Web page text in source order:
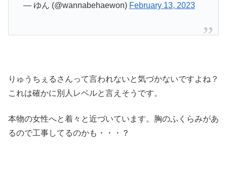
— ゆん (@wannabehaewon) February 13, 2023
りゅうちぇるさんって言われないと気づかないですよね？
これは確かに別人レベルと言えそうです。
本物の女性へと着々と近づいています。胸のふくらみがあ
るので工事してるのかも・・・？